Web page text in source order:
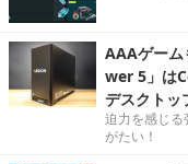
AAAゲー
wer 5」は
デスクトッ
迫力を感じる
がたい！